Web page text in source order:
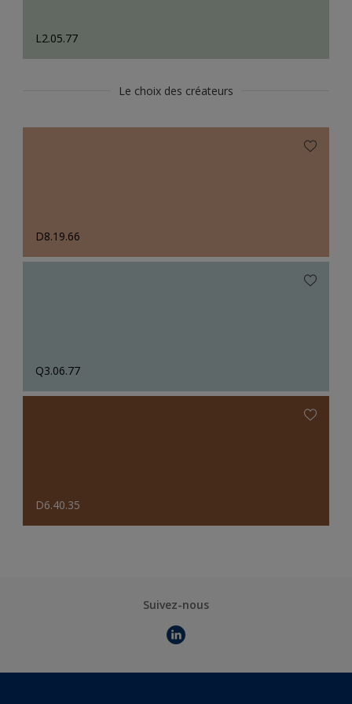
L2.05.77
Le choix des créateurs
D8.19.66
Q3.06.77
D6.40.35
Suivez-nous